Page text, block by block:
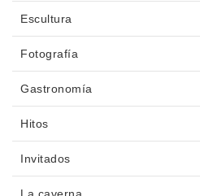
Escultura
Fotografía
Gastronomía
Hitos
Invitados
La caverna